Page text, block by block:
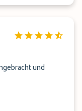
und